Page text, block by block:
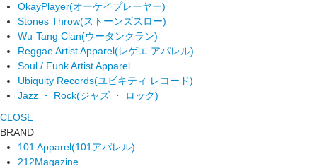
OkayPlayer(オーケイプレーヤー)
Stones Throw(ストーンズスロー)
Wu-Tang Clan(ウータンクラン)
Reggae Artist Apparel(レゲエ アパレル)
Soul / Funk Artist Apparel
Ubiquity Records(ユビキティ レコード)
Jazz ・ Rock(ジャズ ・ ロック)
CLOSE
BRAND
101 Apparel(101アパレル)
212Magazine